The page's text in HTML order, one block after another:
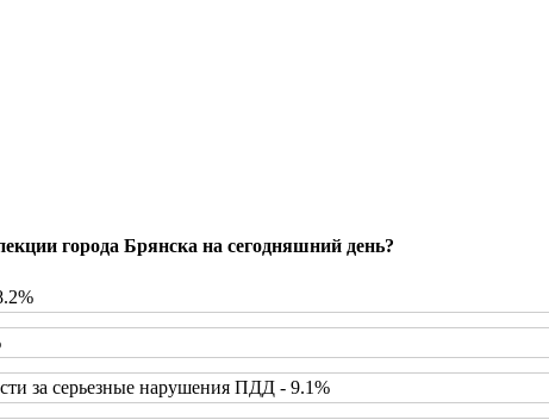
города Брянска на сегодняшний день?
за серьезные нарушения ПДД - 9.1%